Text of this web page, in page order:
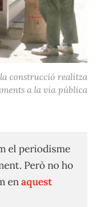
construcció realitza
a la via pública
el periodisme
Però no ho
enaquest